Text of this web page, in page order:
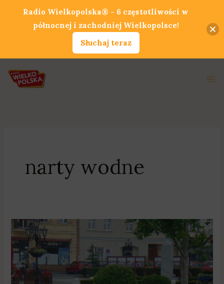
narty wodne
jezior,
53
pomniki
przyrody
Radio Wielkopolska® - 6 częstotliwości w
północnej i zachodniej Wielkopolsce!
Słuchaj teraz